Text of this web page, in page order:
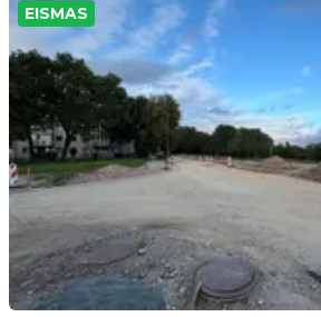
EISMAS